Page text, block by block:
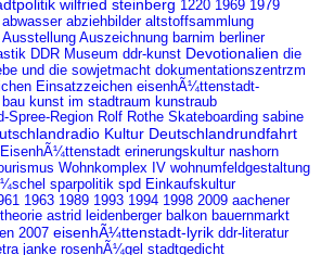
wilfried steinberg 1220 1969 1979
abwasser abziehbilder altstoffsammlung
Ausstellung Auszeichnung barnim berliner
DDR Museum ddr-kunst Devotionalien die
und die sowjetmacht dokumentationszentrzm
Einsatzzeichen eisenhÃ¼ttenstadt-
kunst im stadtraum kunstraub
Spree-Region Rolf Rothe Skateboarding sabine
Kultur Deutschlandrundfahrt
EisenhÃ¼ttenstadt erinerungskultur nashorn
Wohnkomplex IV wohnumfeldgestaltung
sparpolitik spd Einkaufskultur
1963 1989 1993 1994 1998 2009 aachener
astrid leidenberger balkon bauernmarkt
2007 eisenhÃ¼ttenstadt-lyrik ddr-literatur
janke rosenhÃ¼gel stadtgedicht